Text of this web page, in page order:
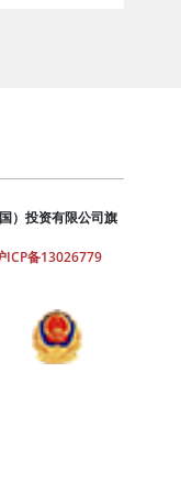
）投资有限公司旗
ICP备13026779